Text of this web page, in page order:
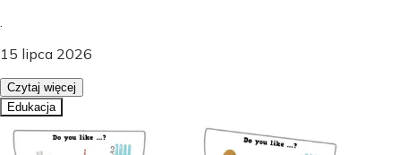
.
15 lipca 2026
Czytaj więcej
Edukacja